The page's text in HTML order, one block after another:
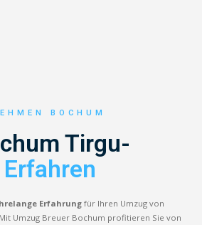
BOCHUM
Tirgu-
Erfahrung für Ihren Umzug von
Umzug Breuer Bochum profitieren Sie von